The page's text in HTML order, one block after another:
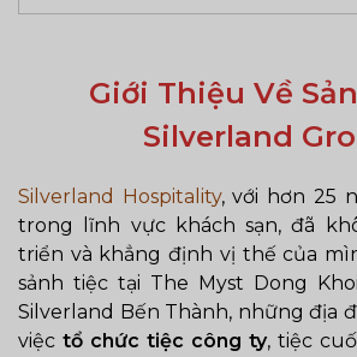
Giới Thiệu Về
Silverland
Silverland Hospitality, với hơn 25
trong lĩnh vực khách sạn, đã
triển và khẳng định vị thế của
sảnh tiệc tại The Myst Dong
Silverland Bến Thành, những địa
việc tổ chức tiệc công ty, tiệc